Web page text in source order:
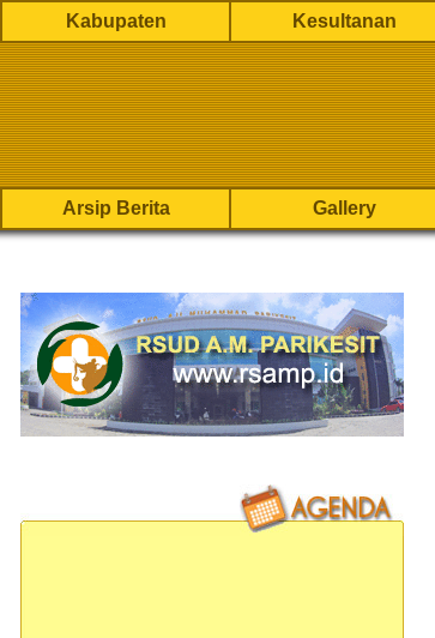
Kabupaten Kesultanan
Arsip Berita Gallery